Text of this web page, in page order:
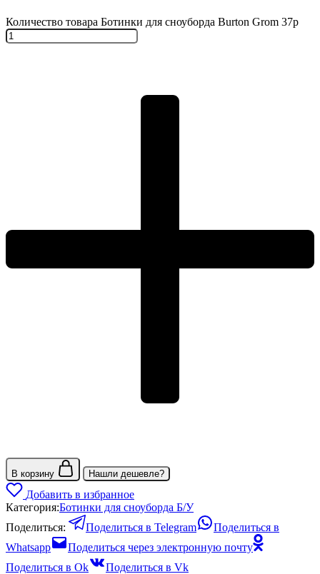
Количество товара Ботинки для сноуборда Burton Grom 37р
В корзину Нашли дешевле?
Добавить в избранное
Категория:Ботинки для сноуборда Б/У
Поделиться:
Поделиться в Telegram
Поделиться в
Whatsapp
Поделиться через электронную почту
Поделиться в Ok
Поделиться в Vk